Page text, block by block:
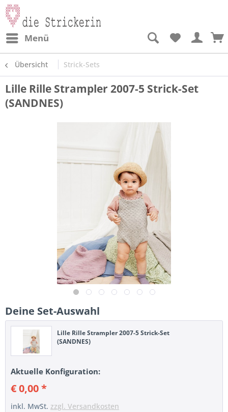
Menü
Übersicht Strick-Sets
Lille Rille Strampler 2007-5 Strick-Set
(SANDNES)
Deine Set-Auswahl
Lille Rille Strampler 2007-5 Strick-Set
(SANDNES)
Aktuelle Konfiguration:
€ 0,00 *
inkl. MwSt. zzgl. Versandkosten